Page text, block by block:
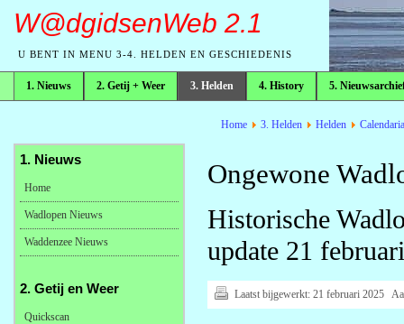
W@dgidsenWeb 2.1
U BENT IN MENU 3-4. HELDEN EN GESCHIEDENIS
1. Nieuws 2. Getij + Weer 3. Helden 4. History 5.
broodkruimelpad
Home 3. Helden Helden Calendaria
Ongewone
Historische
update 21
Laatst bijgewerkt: 21 februari 2025
1. Nieuws
Home
Wadlopen Nieuws
Waddenzee Nieuws
2. Getij en Weer
Quickscan